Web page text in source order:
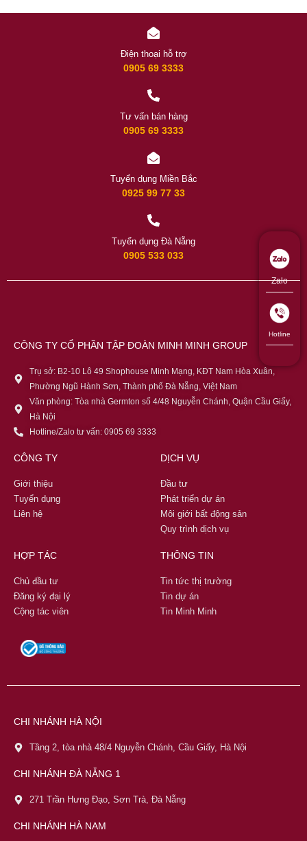
Điện thoại hỗ trợ
0905 69 3333
Tư vấn bán hàng
0905 69 3333
Tuyển dụng Miền Bắc
0925 99 77 33
Tuyển dụng Đà Nẵng
0905 533 033
CÔNG TY CỔ PHẦN TẬP ĐOÀN MINH MINH GROUP
Trụ sở: B2-10 Lô 49 Shophouse Minh Mạng, KĐT Nam Hòa Xuân,
Phường Ngũ Hành Sơn, Thành phố Đà Nẵng, Việt Nam
Văn phòng: Tòa nhà Germton số 4/48 Nguyễn Chánh, Quận Cầu Giấy,
Hà Nội
Hotline/Zalo tư vấn: 0905 69 3333
CÔNG TY
Giới thiệu
Tuyển dụng
Liên hệ
DỊCH VỤ
Đầu tư
Phát triển dự án
Môi giới bất động sản
Quy trình dịch vụ
HỢP TÁC
Chủ đầu tư
Đăng ký đại lý
Cộng tác viên
THÔNG TIN
Tin tức thị trường
Tin dự án
Tin Minh Minh
CHI NHÁNH HÀ NỘI
Tầng 2, tòa nhà 48/4 Nguyễn Chánh, Cầu Giấy, Hà Nội
CHI NHÁNH ĐÀ NẴNG 1
271 Trần Hưng Đạo, Sơn Trà, Đà Nẵng
CHI NHÁNH HÀ NAM
Zalo
Hotline